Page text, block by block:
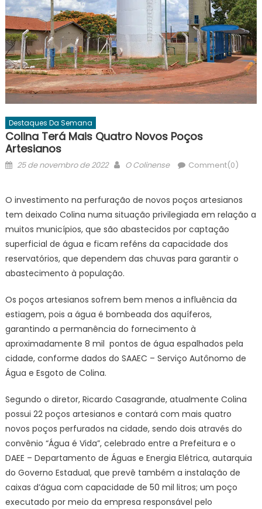
Destaques Da Semana
Colina Terá Mais Quatro Novos Poços
Artesianos
Posted
25 de novembro de 2022 Author
O Colinense Comment(0)
O investimento na perfuração de novos poços artesianos
tem deixado Colina numa situação privilegiada em relação a
muitos municípios, que são abastecidos por captação
superficial de água e ficam reféns da capacidade dos
reservatórios, que dependem das chuvas para garantir o
abastecimento à população.
Os poços artesianos sofrem bem menos a influência da
estiagem, pois a água é bombeada dos aquíferos,
garantindo a permanência do fornecimento à
aproximadamente 8 mil pontos de água espalhados pela
cidade, conforme dados do SAAEC – Serviço Autônomo de
Água e Esgoto de Colina.
Segundo o diretor, Ricardo Casagrande, atualmente Colina
possui 22 poços artesianos e contará com mais quatro
novos poços perfurados na cidade, sendo dois através do
convênio “Água é Vida”, celebrado entre a Prefeitura e o
DAEE – Departamento de Águas e Energia Elétrica, autarquia
do Governo Estadual, que prevê também a instalação de
caixas d’água com capacidade de 50 mil litros; um poço
executado por meio da empresa responsável pelo